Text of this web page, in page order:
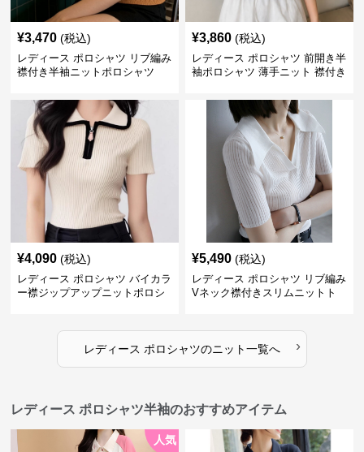
¥3,470 (税込)
レディース ポロシャツ リブ編み
襟付き半袖ニットポロシャツ
¥3,860 (税込)
レディース ポロシャツ 前開き半
袖ポロシャツ 薄手ニット 襟付き
¥4,090 (税込)
レディース ポロシャツ バイカラ
ー襟ジップアップニットポロシ
¥5,490 (税込)
レディース ポロシャツ リブ編み
Vネック襟付きスリムニットト
レディース ポロシャツのニット一覧へ ›
レディース ポロシャツ半袖のおすすめアイテム
人気